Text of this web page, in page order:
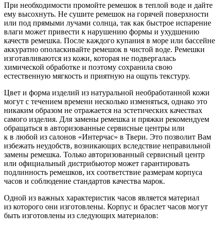
При необходимости промойте ремешок в теплой воде и дайте
ему высохнуть. Не сушите ремешок на горячей поверхности
или под прямыми лучами солнца, так как быстрое испарение
влаги может привести к нарушению формы и ухудшению
качеств ремешка. После каждого купания в море или бассейне
аккуратно ополаскивайте ремешок в чистой воде. Ремешки
изготавливаются из кожи, которая не подвергалась
химической обработке и поэтому сохранила свою
естественную мягкость и приятную на ощупь текстуру.
Цвет и форма изделий из натуральной необработанной кожи
могут с течением времени несколько изменяться, однако это
никаким образом не отражается на эстетических качествах
самого изделия. Для замены ремешка и пряжки рекомендуем
обращаться в авторизованные сервисные центры или
к в любой из салонов «Интерчас» в Твери. Это позволит Вам
избежать неудобств, возникающих вследствие неправильной
замены ремешка. Только авторизованный сервисный центр
или официальный дистрибьютор может гарантировать
подлинность ремешков, их соответствие размерам корпуса
часов и соблюдение стандартов качества марок.
Одной из важных характеристик часов является материал
из которого они изготовлены. Корпус и браслет часов могут
быть изготовлены из следующих материалов: